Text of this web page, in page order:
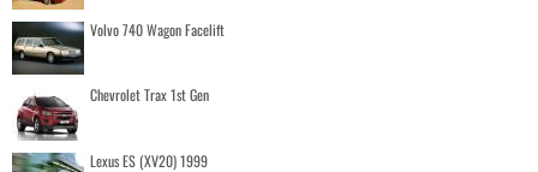
Volvo 740 Wagon Facelift
Chevrolet Trax 1st Gen
Lexus ES (XV20) 1999